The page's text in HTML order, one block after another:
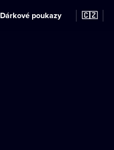
Dárkové poukazy 🇨🇿